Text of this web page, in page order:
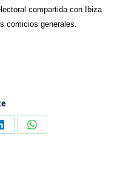
compartida con Ibiza
comicios generales.
Share